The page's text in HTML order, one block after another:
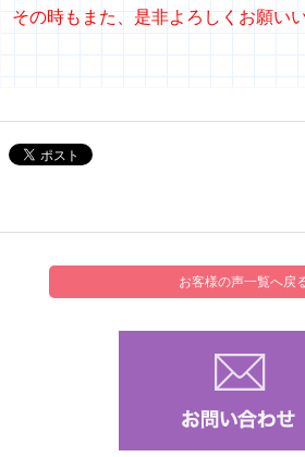
その時もまた、是非よろしくお願い
お客様の声一覧へ戻